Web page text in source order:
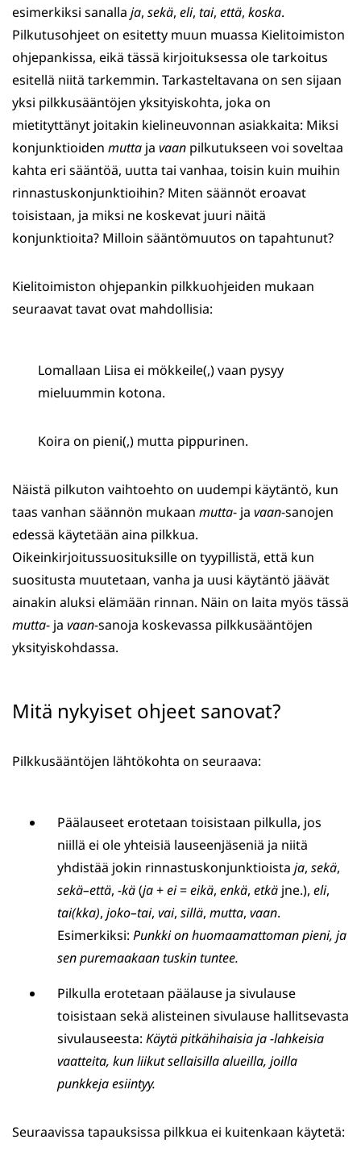
esimerkiksi sanalla ja, sekä, eli, tai, että, koska.
Pilkutusohjeet on esitetty muun muassa Kielitoimiston
ohjepankissa, eikä tässä kirjoituksessa ole tarkoitus
esitellä niitä tarkemmin. Tarkasteltavana on sen sijaan
yksi pilkkusääntöjen yksityiskohta, joka on
mietityttänyt joitakin kielineuvonnan asiakkaita: Miksi
konjunktioiden mutta ja vaan pilkutukseen voi soveltaa
kahta eri sääntöä, uutta tai vanhaa, toisin kuin muihin
rinnastuskonjunktioihin? Miten säännöt eroavat
toisistaan, ja miksi ne koskevat juuri näitä
konjunktioita? Milloin sääntömuutos on tapahtunut?
Kielitoimiston ohjepankin pilkkuohjeiden mukaan
seuraavat tavat ovat mahdollisia:
Lomallaan Liisa ei mökkeile(,) vaan pysyy
mieluummin kotona.
Koira on pieni(,) mutta pippurinen.
Näistä pilkuton vaihtoehto on uudempi käytäntö, kun
taas vanhan säännön mukaan mutta- ja vaan-sanojen
edessä käytetään aina pilkkua.
Oikeinkirjoitussuosituksille on tyypillistä, että kun
suositusta muutetaan, vanha ja uusi käytäntö jäävät
ainakin aluksi elämään rinnan. Näin on laita myös tässä
mutta- ja vaan-sanoja koskevassa pilkkusääntöjen
yksityiskohdassa.
Mitä nykyiset ohjeet sanovat?
Pilkkusääntöjen lähtökohta on seuraava:
Päälauseet erotetaan toisistaan pilkulla, jos
niillä ei ole yhteisiä lauseenjäseniä ja niitä
yhdistää jokin rinnastuskonjunktioista ja, sekä,
sekä–että, -kä(ja+ei=eikä, enkä, etkä jne.), eli,
tai(kka), joko–tai, vai, sillä, mutta, vaan.
Esimerkiksi: Punkki on huomaamattoman pieni, ja
sen puremaakaan tuskin tuntee.
Pilkulla erotetaan päälause ja sivulause
toisistaan sekä alisteinen sivulause hallitsevasta
sivulauseesta: Käytä pitkähihaisia ja -lahkeisia
vaatteita, kun liikut sellaisilla alueilla, joilla
punkkeja esiintyy.
Seuraavissa tapauksissa pilkkua ei kuitenkaan käytetä: